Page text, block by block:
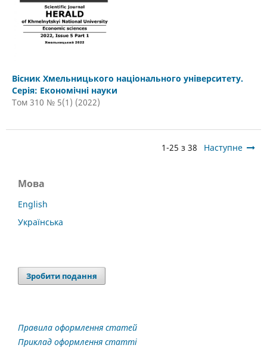
Вісник Хмельницького національного університету.
Серія: Економічні науки
Том 310 № 5(1) (2022)
1-25 з 38 Наступне
Мова
English
Українська
Зробити подання
Правила оформлення статей
Приклад оформлення статті